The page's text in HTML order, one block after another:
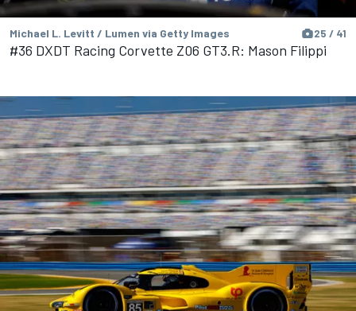
Michael L. Levitt / Lumen via Getty Images 25 / 41
#36 DXDT Racing Corvette Z06 GT3.R: Mason Filippi